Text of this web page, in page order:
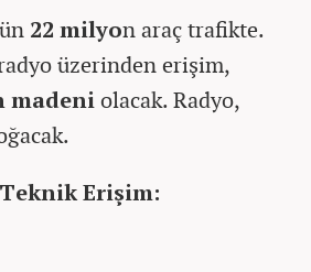
22 milyon araç trafikte.
üzerinden erişim,
madeniolacak. Radyo,
Teknik Erişim: